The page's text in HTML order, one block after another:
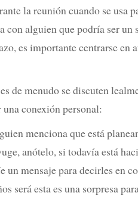
la reunión cuando se usa
con alguien que podría ser un
es importante centrarse en
de menudo se discuten
conexión personal:
menciona que está
anótelo, si todavía está
un mensaje para decirles en
será esta es una sorpresa